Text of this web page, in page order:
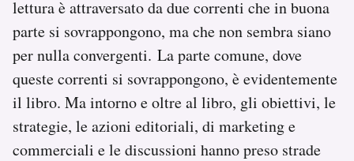
AREA PERSONALE
Area Personale
Newsletter
Notifiche mobile
Regala il Post
Hai bisogno di aiuto?
lettura è attraversato da due correnti che in buona
parte si sovrappongono, ma che non sembra siano
per nulla convergenti. La parte comune, dove
queste correnti si sovrappongono, è evidentemente
il libro. Ma intorno e oltre al libro, gli obiettivi, le
strategie, le azioni editoriali, di marketing e
commerciali e le discussioni hanno preso strade